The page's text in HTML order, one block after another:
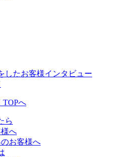
したお客様インタビュー
TOPへ
ら
へ
お客様へ